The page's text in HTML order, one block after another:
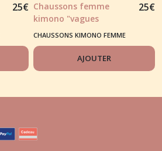
25€ Chaussons femme
kimono "vagues
japonaises" noir et
dorures
25€
CHAUSSONS KIMONO FEMME
AJOUTER